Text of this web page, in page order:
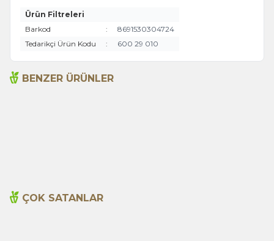
Ürün Filtreleri
Barkod
:
8691530304724
Tedarikçi Ürün Kodu
: 600 29 010
BENZER ÜRÜNLER
ÇOK SATANLAR